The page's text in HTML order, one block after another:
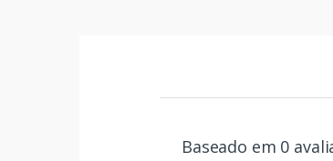
Baseado em 0